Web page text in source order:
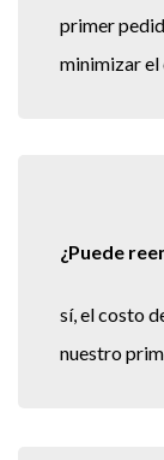
primer
minimizar el
¿Puede
sí, el costo
nuestro